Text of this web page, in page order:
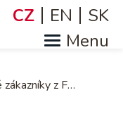
Jazyky
CZ EN SK
Získejte nové zákazníky z Facebooku